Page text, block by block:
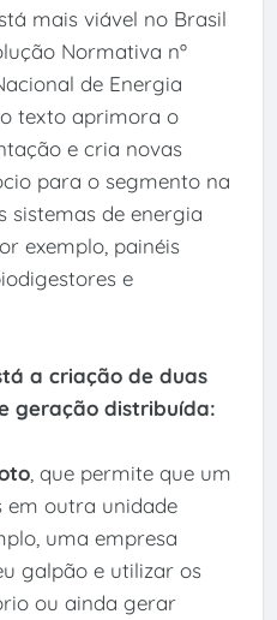
mais viável no Brasil
Normativa nº
de Energia
texto aprimora o
e cria novas
para o segmento na
sistemas de energia
exemplo, painéis
e
a criação de duas
geração distribuída:
, que permite que um
em outra unidade
uma empresa
galpão e utilizar os
ou ainda gerar